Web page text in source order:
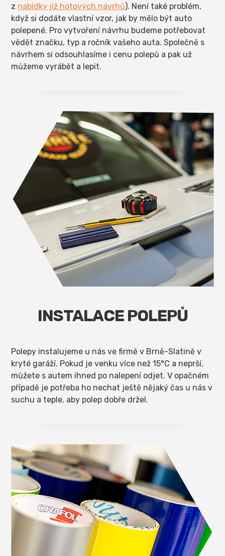
z nabídky již hotových návrhů). Není také problém,
když si dodáte vlastní vzor, jak by mělo být auto
polepené. Pro vytvoření návrhu budeme potřebovat
vědět značku, typ a ročník vašeho auta. Společně s
návrhem si odsouhlasíme i cenu polepů a pak už
můžeme vyrábět a lepit.
INSTALACE POLEPŮ
Polepy instalujeme u nás ve firmě v Brně-Slatině v
kryté garáží. Pokud je venku více než 15°C a neprší,
můžete s autem ihned po nalepení odjet. V opačném
případě je potřeba ho nechat ještě nějaký čas u nás v
suchu a teple, aby polep dobře držel.